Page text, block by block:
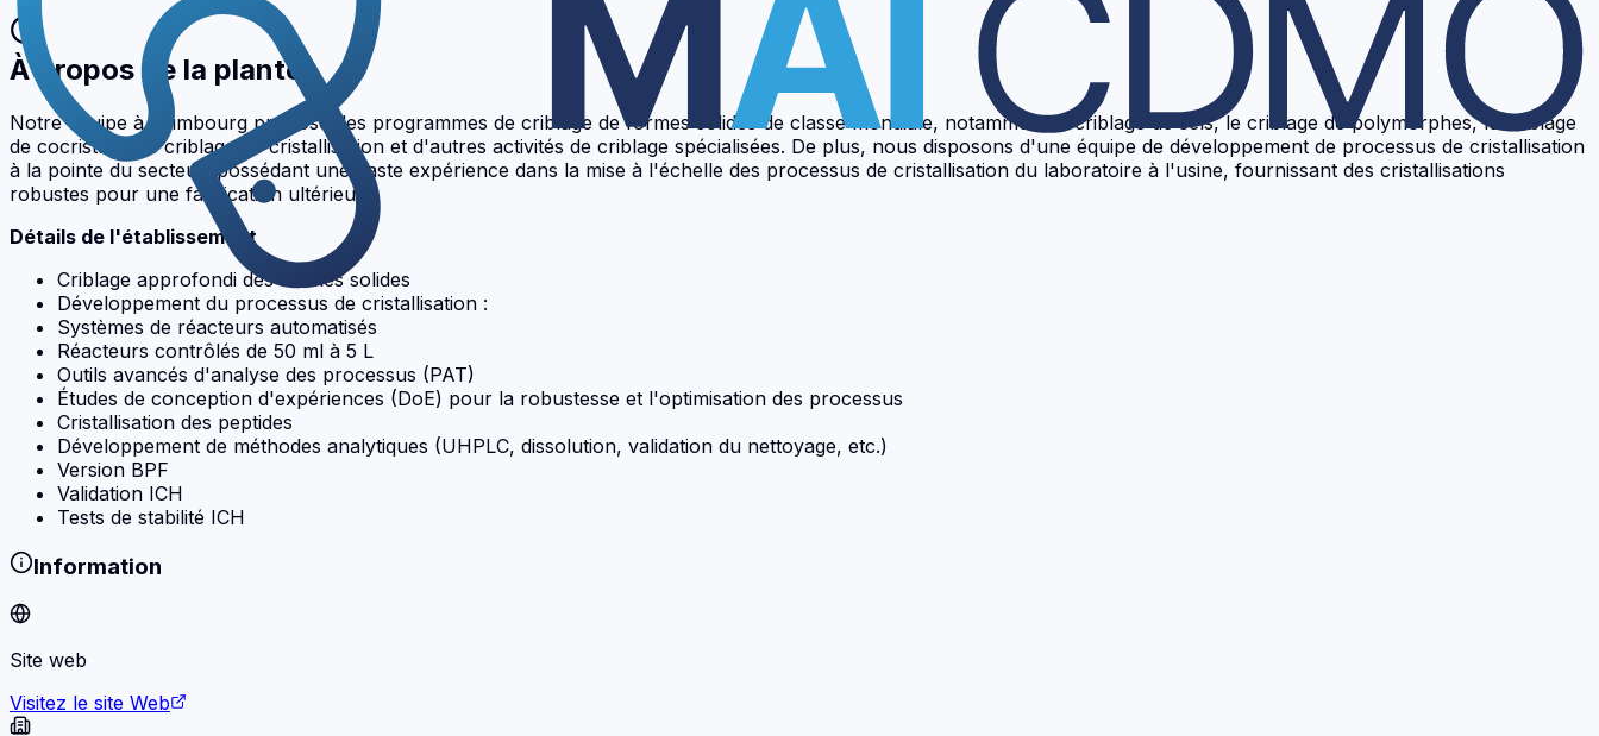
À propos de la plante
Notre équipe à Édimbourg propose des programmes de criblage de formes solides de classe mondiale, notamment le criblage de sels, le criblage de polymorphes, le criblage
de cocristaux, le criblage de cristallisation et d'autres activités de criblage spécialisées. De plus, nous disposons d'une équipe de développement de processus de cristallisation
à la pointe du secteur, possédant une vaste expérience dans la mise à l'échelle des processus de cristallisation du laboratoire à l'usine, fournissant des cristallisations
robustes pour une fabrication ultérieure.
Détails de l'établissement
Criblage approfondi des formes solides
Développement du processus de cristallisation :
Systèmes de réacteurs automatisés
Réacteurs contrôlés de 50 ml à 5 L
Outils avancés d'analyse des processus (PAT)
Études de conception d'expériences (DoE) pour la robustesse et l'optimisation des processus
Cristallisation des peptides
Développement de méthodes analytiques (UHPLC, dissolution, validation du nettoyage, etc.)
Version BPF
Validation ICH
Tests de stabilité ICH
Information
Site web
Visitez le site Web